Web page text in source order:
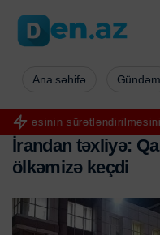
dayandırdı
Ana səhifə Gündəm
İrandan təxliyə: Qa
ölkəmizə keçdi